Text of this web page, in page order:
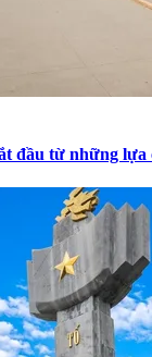
đầu từ những lựa